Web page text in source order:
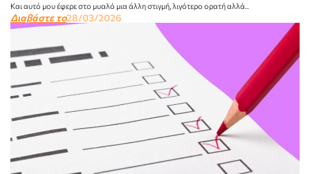
Και αυτό μου έφερε στο μυαλό μια άλλη στιγμή, λιγότερο ορατή αλλά..
Διαβάστε το28/03/2026